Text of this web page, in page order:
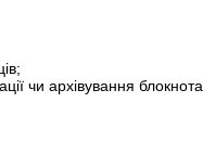
чи архівування блокнота.